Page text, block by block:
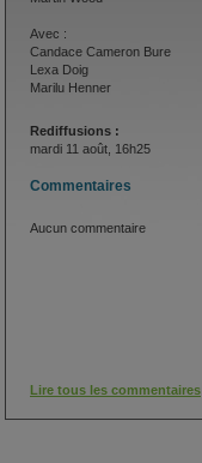
Avec :
Candace Cameron Bure
Lexa Doig
Marilu Henner
Rediffusions :
mardi 11 août, 16h25
Commentaires
Aucun commentaire
Lire tous les commentaires